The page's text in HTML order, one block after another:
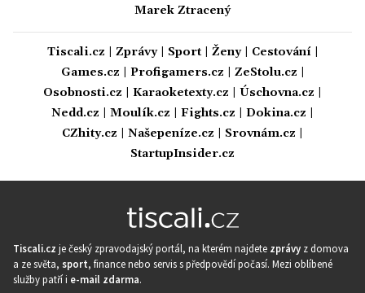
Marek Ztracený
Tiscali.cz Zprávy| Sport| Ženy| Cestování|
Games.cz
Profigamers.cz ZeStolu.cz
Osobnosti.cz
Karaoketexty.cz Úschovna.cz
Nedd.cz
Moulík.cz Fights.cz Dokina.cz
CZhity.cz
Našepeníze.cz Srovnám.cz
StartupInsider.cz
Tiscali.cz je český zpravodajský portál, na kterém najdete zprávy z domova
a ze světa, sport, finance nebo servis s předpovědí počasí. Mezi oblíbené
služby patří i e-mail zdarma.